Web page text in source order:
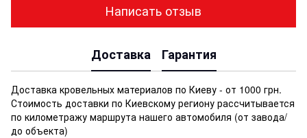
Написать отзыв
Доставка Гарантия
Доставка кровельных материалов по Киеву - от 1000 грн.
Стоимость доставки по Киевскому региону рассчитывается
по километражу маршрута нашего автомобиля (от завода/
до объекта)